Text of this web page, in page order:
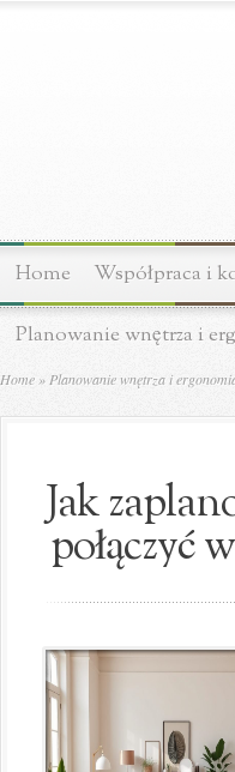
Home Współpraca i
Planowanie wnętrza i
Home » Planowanie wnętrza i
Jak
połączyć